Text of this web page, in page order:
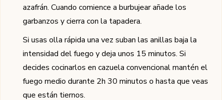
azafrán. Cuando comience a burbujear añade los
garbanzos y cierra con la tapadera.
Si usas olla rápida una vez suban las anillas baja la
intensidad del fuego y deja unos 15 minutos. Si
decides cocinarlos en cazuela convencional mantén el
fuego medio durante 2h 30 minutos o hasta que veas
que están tiernos.